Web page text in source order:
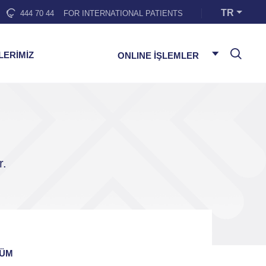
444 70 44 FOR INTERNATIONAL PATIENTS TR
ONLINE İŞLEMLER